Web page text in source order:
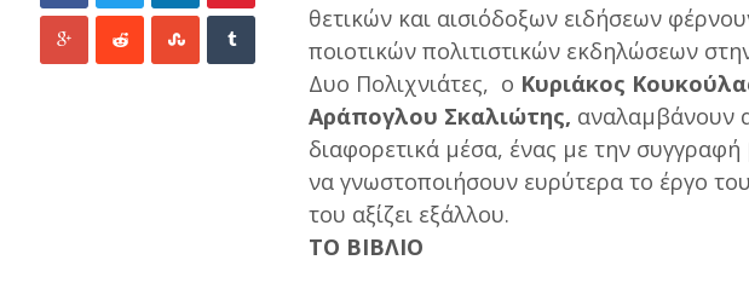
θετικών και αισιόδοξων ειδήσεων
ποιοτικών πολιτιστικών εκδηλώσεων
Δυο Πολιχνιάτες, ο Κυριάκος
Αράπογλου Σκαλιώτης, αναλαμβάνουν
διαφορετικά μέσα, ένας με την
να γνωστοποιήσουν ευρύτερα το έργο
του αξίζει εξάλλου.
ΤΟ ΒΙΒΛΙΟ